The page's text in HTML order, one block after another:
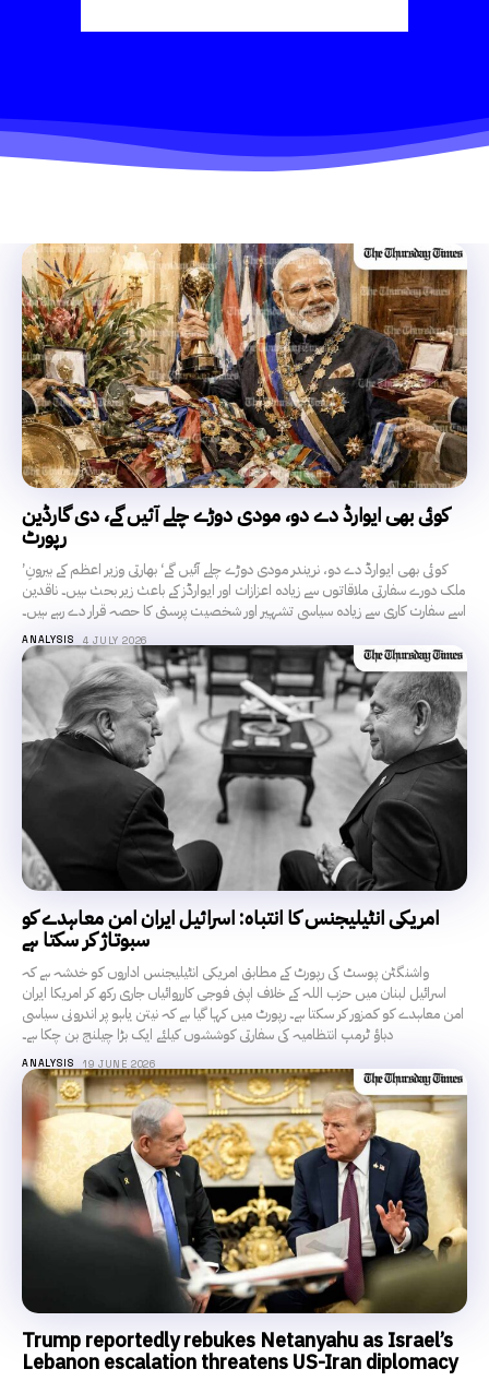
کوئی بھی ایوارڈ دے دو، مودی دوڑے چلے آئیں گے، دی گارڈین
رپورٹ
’کوئی بھی ایوارڈ دے دو، نریندر مودی دوڑے چلے آئیں گے‘ بھارتی وزیر اعظم کے بیرونِ
ملک دورے سفارتی ملاقاتوں سے زیادہ اعزازات اور ایوارڈز کے باعث زیر بحث ہیں۔ ناقدین
اسے سفارت کاری سے زیادہ سیاسی تشہیر اور شخصیت پرستی کا حصہ قرار دے رہے ہیں۔
ANALYSIS 4 JULY 2026
امریکی انٹیلیجنس کا انتباہ: اسرائیل ایران امن معاہدے کو
سبوتاژ کر سکتا ہے
واشنگٹن پوسٹ کی رپورٹ کے مطابق امریکی انٹیلیجنس اداروں کو خدشہ ہے کہ
اسرائیل لبنان میں حزب اللہ کے خلاف اپنی فوجی کارروائیاں جاری رکھ کر امریکا ایران
امن معاہدے کو کمزور کر سکتا ہے۔ رپورٹ میں کہا گیا ہے کہ نیتن یاہو پر اندرونی سیاسی
دباؤ ٹرمپ انتظامیہ کی سفارتی کوششوں کیلئے ایک بڑا چیلنج بن چکا ہے۔
ANALYSIS 19 JUNE 2026
Trump reportedly rebukes Netanyahu as Israel’s
Lebanon escalation threatens US-Iran diplomacy